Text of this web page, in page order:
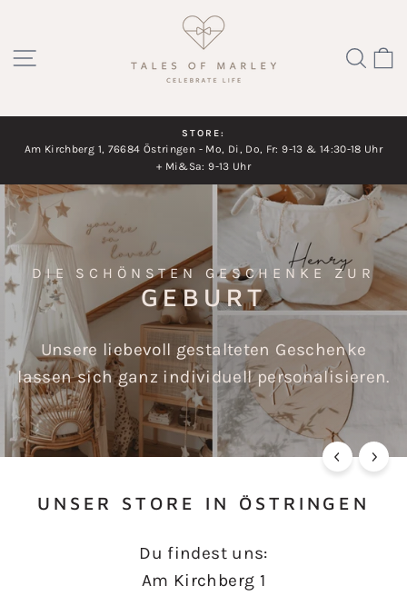
Inhalt
SEITENNAVIGATION
TALES
OF
MARLEY
Diashow
STORE:
Am Kirchberg 1, 76684 Östringen - Mo, Di, Do, Fr: 9-13 & 14:30-18 Uhr
+ Mi&Sa: 9-13 Uhr
DIE SCHÖNSTEN GESCHENKE ZUR
GEBURT
Unsere liebevoll gestalteten Geschenke
lassen sich ganz individuell personalisieren.
Die perfekte Geschenkidee zur Geburt.
ZEIG MIR MEHR
UNSER STORE IN ÖSTRINGEN
Du findest uns:
Am Kirchberg 1